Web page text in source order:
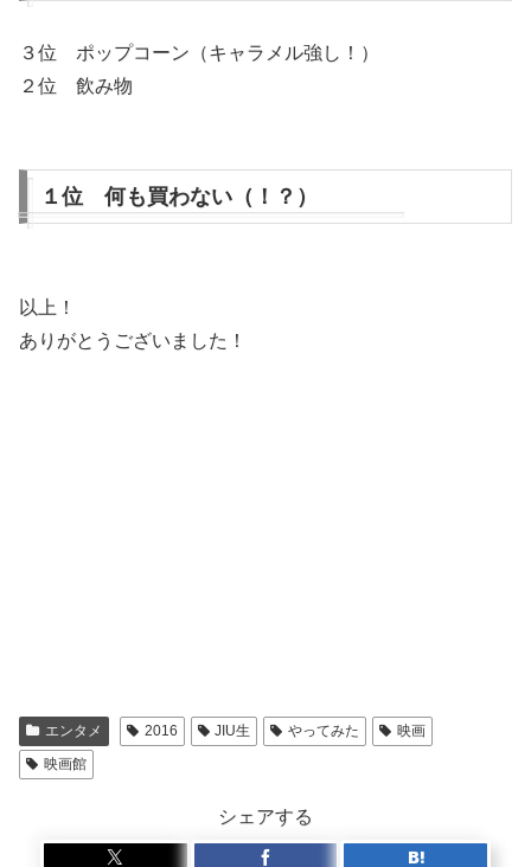
３位 ポップコーン（キャラメル強し！）
２位 飲み物
１位 何も買わない（！？）
以上！
ありがとうございました！
エンタメ 2016 JIU生 やってみた
映画
映画館
シェアする